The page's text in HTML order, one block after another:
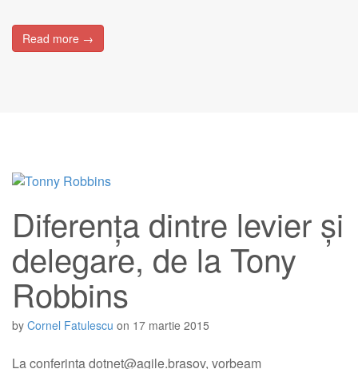
Read more →
Diferența dintre levier și
delegare, de la Tony
Robbins
by Cornel Fatulescu on 17 martie 2015
La conferințadotnet@agile.brașov, vorbeam